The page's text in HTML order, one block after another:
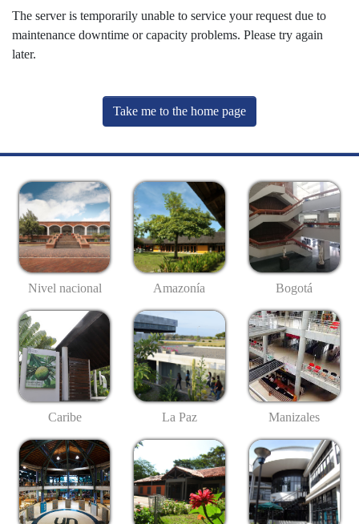
The server is temporarily unable to service your request due to
maintenance downtime or capacity problems. Please try again
later.
Take me to the home page
Nivel nacional Amazonía Bogotá
Caribe La Paz Manizales